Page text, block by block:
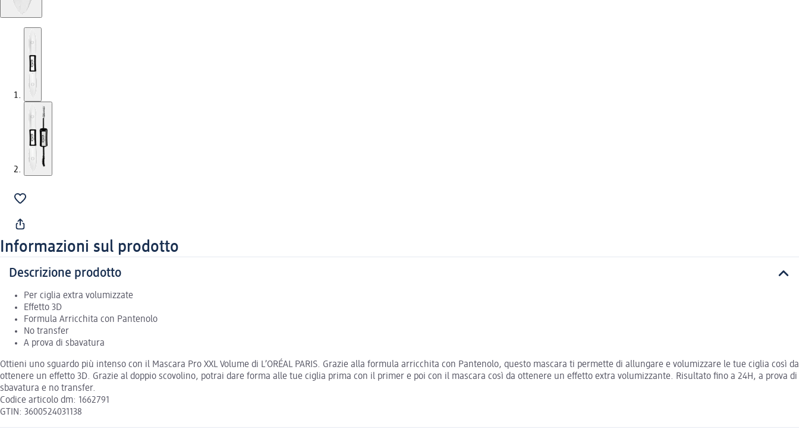
Informazioni sul prodotto
Descrizione prodotto
Per ciglia extra volumizzate
Effetto 3D
Formula Arricchita con Pantenolo
No transfer
A prova di sbavatura
Ottieni uno sguardo più intenso con il Mascara Pro XXL Volume di L’ORÉAL PARIS. Grazie alla formula arricchita con Pantenolo, questo mascara ti permette di allungare e volumizzare le tue ciglia così da
ottenere un effetto 3D. Grazie al doppio scovolino, potrai dare forma alle tue ciglia prima con il primer e poi con il mascara così da ottenere un effetto extra volumizzante. Risultato fino a 24H, a prova di
sbavatura e no transfer.
Codice articolo dm: 1662791
GTIN: 3600524031138